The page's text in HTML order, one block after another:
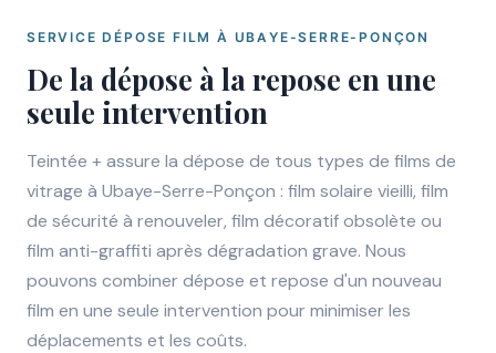
SERVICE DÉPOSE FILM À UBAYE-SERRE-PONÇON
De la dépose à la repose en une
seule intervention
Teintée + assure la dépose de tous types de films de
vitrage à Ubaye-Serre-Ponçon : film solaire vieilli, film
de sécurité à renouveler, film décoratif obsolète ou
film anti-graffiti après dégradation grave. Nous
pouvons combiner dépose et repose d'un nouveau
film en une seule intervention pour minimiser les
déplacements et les coûts.